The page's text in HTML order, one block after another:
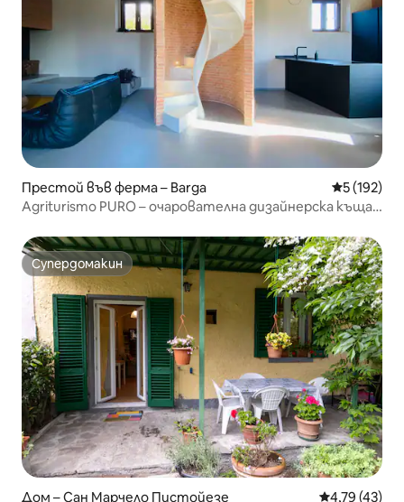
Престой във ферма – Barga Средна
5 (192)
Agriturismo PURO – очарователна дизайнерска къща
Супердомакин
Супердомакин
Дом – Сан Марчело Пистойезе Средна
4,79 (43)